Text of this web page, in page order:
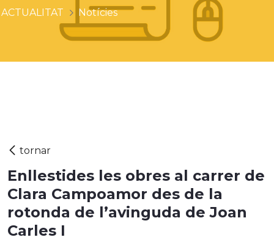
ACTUALITAT Notícies
Enllestides les obres al carrer de
Clara Campoamor des de la
rotonda de l’avinguda de Joan
Carles I